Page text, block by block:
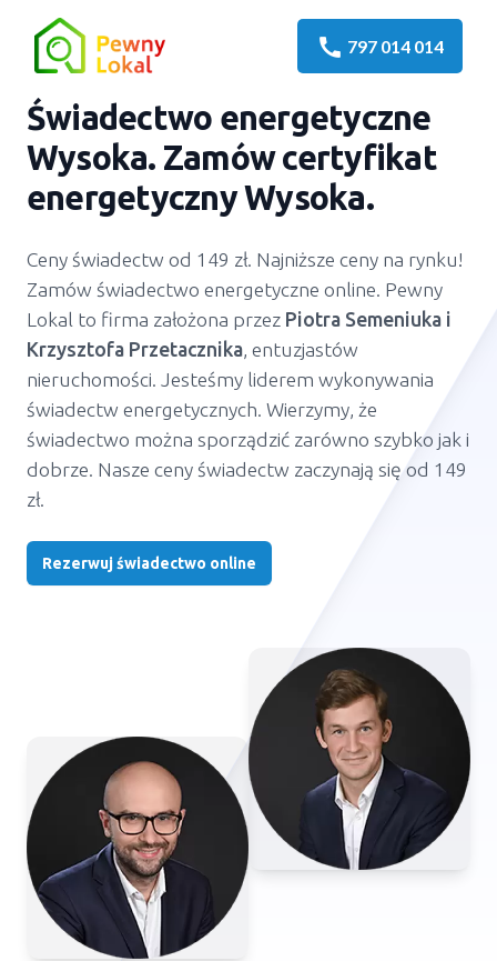
call 797 014 014
Świadectwo energetyczne
Wysoka. Zamów certyfikat
energetycznyWysoka.
Ceny świadectw od 149 zł. Najniższe ceny na rynku!
Zamów świadectwo energetyczne online. Pewny
Lokal to firma założona przez Piotra Semeniuka i
Krzysztofa Przetacznika, entuzjastów
nieruchomości. Jesteśmy liderem wykonywania
świadectw energetycznych. Wierzymy, że
świadectwo można sporządzić zarówno szybko jak i
dobrze. Nasze ceny świadectw zaczynają się od 149
zł.
Rezerwuj świadectwo online